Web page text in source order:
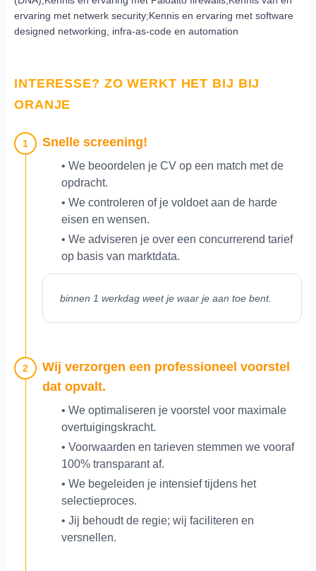
ervaring met netwerk security;Kennis en ervaring met software
designed networking, infra-as-code en automation
INTERESSE? ZO WERKT HET BIJ BIJ
ORANJE
1 Snelle screening!
• We beoordelen je CV op een match met de
opdracht.
• We controleren of je voldoet aan de harde
eisen en wensen.
• We adviseren je over een concurrerend tarief
op basis van marktdata.
binnen 1 werkdag weet je waar je aan toe bent.
2
Wij verzorgen een professioneel voorstel
dat opvalt.
• We optimaliseren je voorstel voor maximale
overtuigingskracht.
• Voorwaarden en tarieven stemmen we vooraf
100% transparant af.
• We begeleiden je intensief tijdens het
selectieproces.
• Jij behoudt de regie; wij faciliteren en
versnellen.